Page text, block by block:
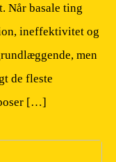
Når basale ting
ineffektivitet og
men
de fleste
[…]